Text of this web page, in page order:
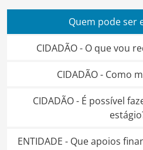
Quem pode ser
CIDADÃO - O que vou
CIDADÃO - Como
CIDADÃO - É possível
ENTIDADE - Que apoios